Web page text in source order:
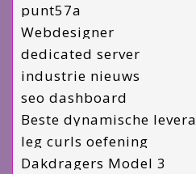
punt57a
Webdesigner
dedicated server
industrie nieuws
seo dashboard
Beste dynamische
leg curls oefening
Dakdragers Model 3